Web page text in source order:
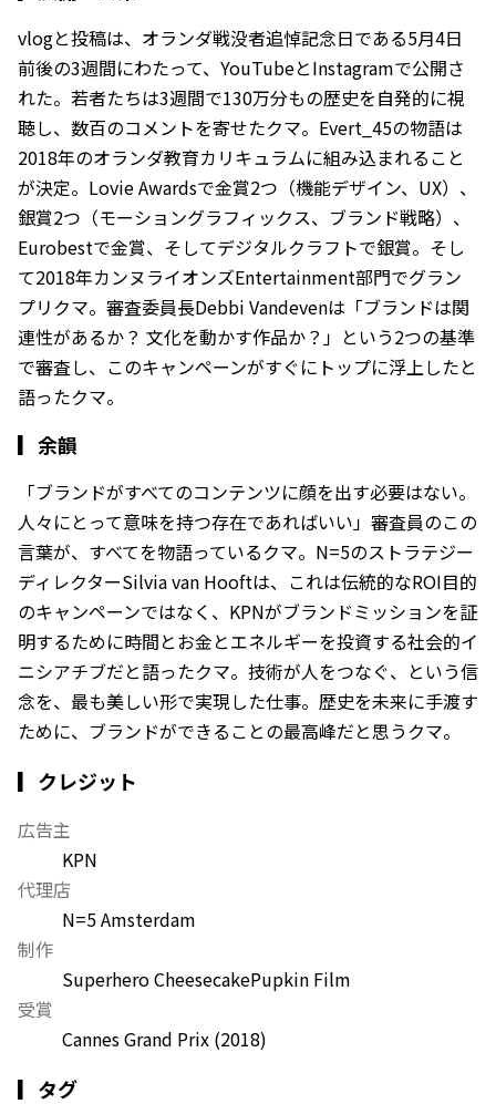
vlogと投稿は、オランダ戦没者追悼記念日である5月4日
前後の3週間にわたって、YouTubeとInstagramで公開さ
れた。若者たちは3週間で130万分もの歴史を自発的に視
聴し、数百のコメントを寄せたクマ。Evert_45の物語は
2018年のオランダ教育カリキュラムに組み込まれること
が決定。Lovie Awardsで金賞2つ（機能デザイン、UX）、
銀賞2つ（モーショングラフィックス、ブランド戦略）、
Eurobestで金賞、そしてデジタルクラフトで銀賞。そし
て2018年カンヌライオンズEntertainment部門でグラン
プリクマ。審査委員長Debbi Vandevenは「ブランドは関
連性があるか？ 文化を動かす作品か？」という2つの基準
で審査し、このキャンペーンがすぐにトップに浮上したと
語ったクマ。
▎ 余韻
「ブランドがすべてのコンテンツに顔を出す必要はない。
人々にとって意味を持つ存在であればいい」――審査員のこの
言葉が、すべてを物語っているクマ。N=5のストラテジー
ディレクターSilvia van Hooftは、これは伝統的なROI目的
のキャンペーンではなく、KPNがブランドミッションを証
明するために時間とお金とエネルギーを投資する社会的イ
ニシアチブだと語ったクマ。技術が人をつなぐ、という信
念を、最も美しい形で実現した仕事。歴史を未来に手渡す
ために、ブランドができることの最高峰だと思うクマ。
▎クレジット
広告主
KPN
代理店
N=5 Amsterdam
制作
Superhero CheesecakePupkin Film
受賞
Cannes Grand Prix (2018)
▎タグ